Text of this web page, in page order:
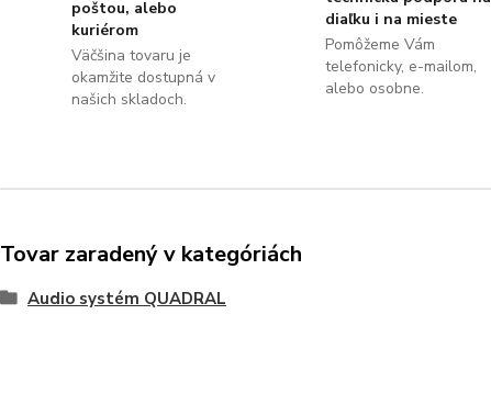
poštou, alebo
kuriérom
Väčšina tovaru je
okamžite dostupná v
našich skladoch.
diaľku i na mieste
Pomôžeme Vám
telefonicky, e-mailom,
alebo osobne.
Tovar zaradený v kategóriách
Audio systém QUADRAL